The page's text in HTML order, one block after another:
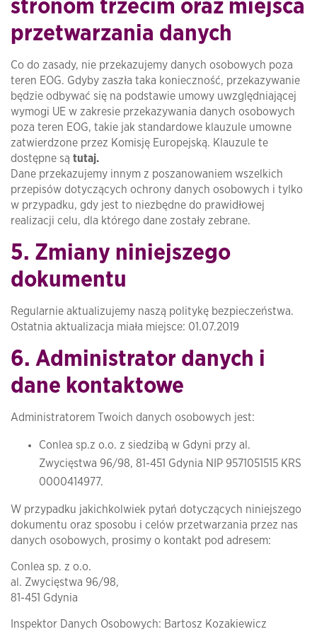
stronom trzecim oraz miejsca
przetwarzania danych
Co do zasady, nie przekazujemy danych osobowych poza
teren EOG. Gdyby zaszła taka konieczność, przekazywanie
będzie odbywać się na podstawie umowy uwzględniającej
wymogi UE w zakresie przekazywania danych osobowych
poza teren EOG, takie jak standardowe klauzule umowne
zatwierdzone przez Komisję Europejską. Klauzule te
dostępne są tutaj.
Dane przekazujemy innym z poszanowaniem wszelkich
przepisów dotyczących ochrony danych osobowych i tylko
w przypadku, gdy jest to niezbędne do prawidłowej
realizacji celu, dla którego dane zostały zebrane.
5. Zmiany niniejszego
dokumentu
Regularnie aktualizujemy naszą politykę bezpieczeństwa.
Ostatnia aktualizacja miała miejsce: 01.07.2019
6. Administrator danych i
dane kontaktowe
Administratorem Twoich danych osobowych jest:
Conlea sp.z o.o. z siedzibą w Gdyni przy al.
Zwycięstwa 96/98, 81-451 Gdynia NIP 9571051515 KRS
0000414977.
​W przypadku jakichkolwiek pytań dotyczących niniejszego
dokumentu oraz sposobu i celów przetwarzania przez nas
danych osobowych, prosimy o kontakt pod adresem:
Conlea sp. z o.o.
al. Zwycięstwa 96/98,
81-451 Gdynia
Inspektor Danych Osobowych: Bartosz Kozakiewicz